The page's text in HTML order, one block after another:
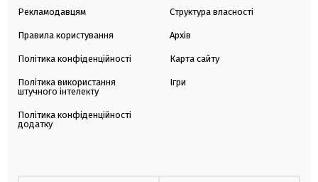
Рекламодавцям
Правила користування
Політика конфіденційності
Політика використання
штучного інтелекту
Політика конфіденційності
додатку
Структура власності
Архів
Карта сайту
Ігри